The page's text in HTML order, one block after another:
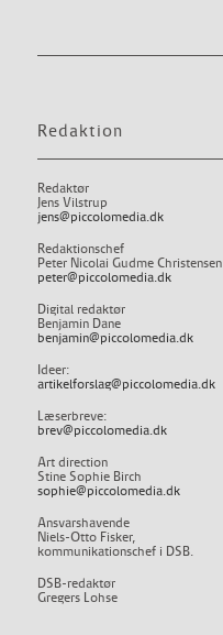
Redaktion
Redaktør
Jens Vilstrup
jens@piccolomedia.dk
Redaktionschef
Peter Nicolai Gudme Christensen
peter@piccolomedia.dk
Digital redaktør
Benjamin Dane
benjamin@piccolomedia.dk
Ideer:
artikelforslag@piccolomedia.dk
Læserbreve:
brev@piccolomedia.dk
Art direction
Stine Sophie Birch
sophie@piccolomedia.dk
Ansvarshavende
Niels-Otto Fisker,
kommunikationschef i DSB.
DSB-redaktør
Gregers Lohse